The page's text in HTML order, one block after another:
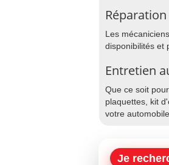
Les
disponibilités et
Entretien
Que ce soit
plaquettes, kit
votre
Je